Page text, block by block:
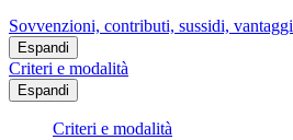
Sovvenzioni, contributi, sussidi,
Espandi
Criteri e modalità
Espandi
Criteri e modalità